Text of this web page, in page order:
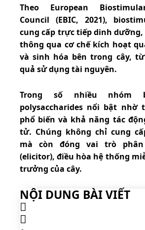
Theo European
Council (EBIC, 2021),
cung cấp trực tiếp dinh
thông qua cơ chế kích hoạt
và sinh hóa bên trong cây,
quả sử dụng tài nguyên.
Trong số nhiều nhóm
polysaccharides nổi bật nhờ
phổ biến và khả năng tác
tử. Chúng không chỉ cung
mà còn đóng vai trò
(elicitor), điều hòa hệ thống
trưởng của cây.
NỘI DUNG BÀI VIẾT